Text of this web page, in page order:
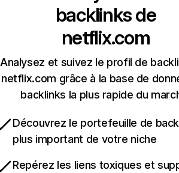
backlinks de
netflix.com
Analysez et suivez le profil de
netflix.com grâce à la base de
backlinks la plus rapide du
Découvrez le portefeuille de
plus important de votre niche
Repérez les liens toxiques et